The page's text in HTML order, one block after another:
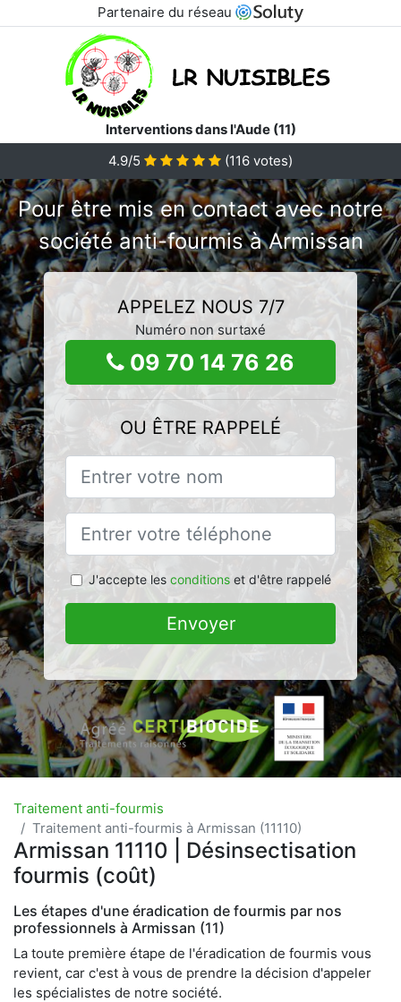
Partenaire du réseau
Interventions dans l'Aude (11)
4.9/5
(116 votes)
Pour être mis en contact avec notre
société anti-fourmis à Armissan
APPELEZ NOUS 7/7
Numéro non surtaxé
09 70 14 76 26
OU ÊTRE RAPPELÉ
J'accepte les conditionset d'être rappelé
Envoyer
Traitement anti-fourmis
Traitement anti-fourmis à Armissan (11110)
Armissan 11110 | Désinsectisation
fourmis (coût)
Les étapes d'une éradication de fourmis par nos
professionnels à Armissan (11)
La toute première étape de l'éradication de fourmis vous
revient, car c'est à vous de prendre la décision d'appeler
les spécialistes de notre société.